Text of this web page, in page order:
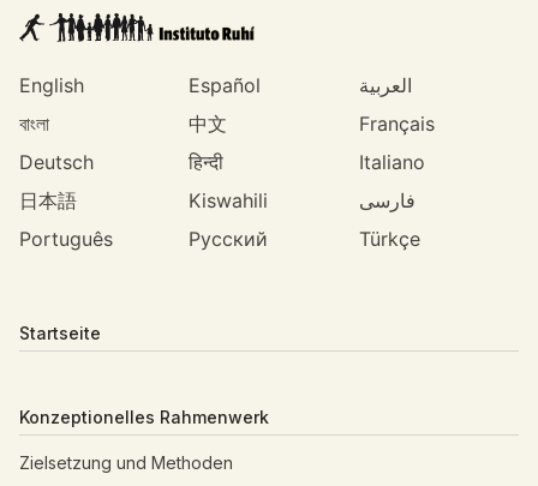
English Español
العربية
বাংলা
中文
Français
Deutsch
हिन्दी
Italiano
日本語
Kiswahili
فارسی
Português
Русский Türkçe
Startseite
Konzeptionelles Rahmenwerk
Zielsetzung und Methoden